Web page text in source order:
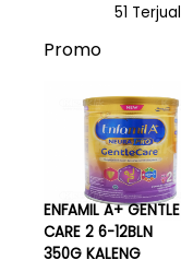
51 Terjual
Promo
ENFAMIL A+ GENTLE
CARE 2 6-12BLN
350G KALENG